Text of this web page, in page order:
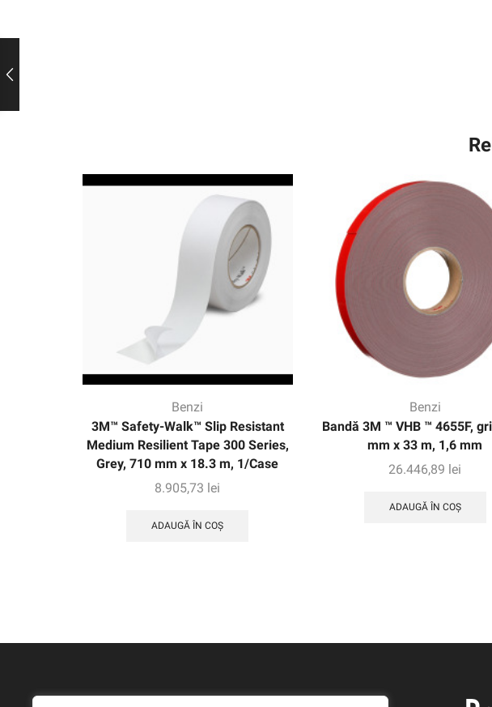
Benzi
3M™ Safety-Walk™ Slip Resistant
Medium Resilient Tape 300 Series,
Grey, 710 mm x 18.3 m, 1/Case
8.905,73 lei
ADAUGĂ ÎN COȘ
Benzi
Bandă 3M ™ VHB ™ 4655F,
mm x 33 m, 1,6 mm
26.446,89 lei
ADAUGĂ ÎN COȘ